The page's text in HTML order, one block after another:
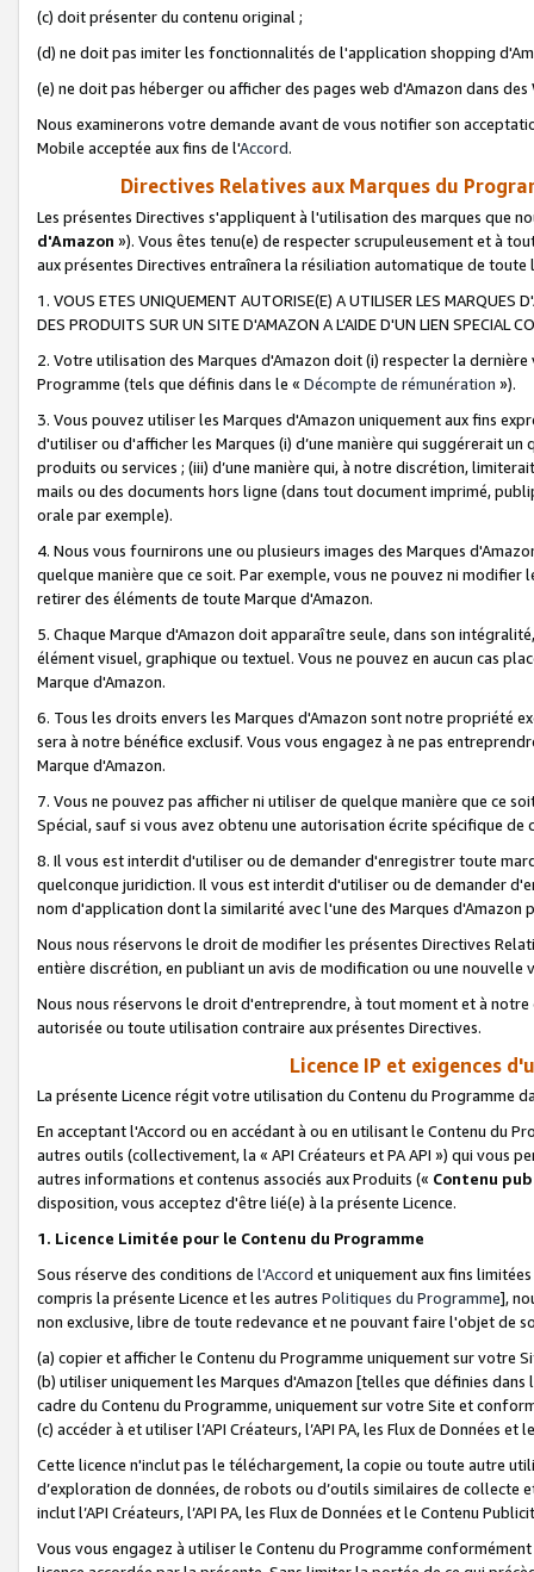
(c) doit présenter du contenu original ;
(d) ne doit pas imiter les fonctionnalités de l'application shopping
(e) ne doit pas héberger ou afficher des pages web d'Amazon dans
Nous examinerons votre demande avant de vous notifier son
Mobile acceptée aux fins de l'Accord.
Directives Relatives aux Marques du
Les présentes Directives s'appliquent à l'utilisation des marques que
d'Amazon »). Vous êtes tenu(e) de respecter scrupuleusement et à
aux présentes Directives entraînera la résiliation automatique de
1. VOUS ETES UNIQUEMENT AUTORISE(E) A UTILISER LES MARQUES
DES PRODUITS SUR UN SITE D'AMAZON A L'AIDE D'UN LIEN SPECIAL
2. Votre utilisation des Marques d'Amazon doit (i) respecter la
Programme (tels que définis dans le « Décompte de rémunération »).
3. Vous pouvez utiliser les Marques d'Amazon uniquement aux fins
d'utiliser ou d'afficher les Marques (i) d’une manière qui suggérerait
produits ou services ; (iii) d’une manière qui, à notre discrétion,
mails ou des documents hors ligne (dans tout document imprimé,
orale par exemple).
4. Nous vous fournirons une ou plusieurs images des Marques
quelque manière que ce soit. Par exemple, vous ne pouvez ni
retirer des éléments de toute Marque d'Amazon.
5. Chaque Marque d'Amazon doit apparaître seule, dans son
élément visuel, graphique ou textuel. Vous ne pouvez en aucun cas
Marque d'Amazon.
6. Tous les droits envers les Marques d'Amazon sont notre propriété
sera à notre bénéfice exclusif. Vous vous engagez à ne pas
Marque d'Amazon.
7. Vous ne pouvez pas afficher ni utiliser de quelque manière que ce
Spécial, sauf si vous avez obtenu une autorisation écrite spécifique de
8. Il vous est interdit d'utiliser ou de demander d'enregistrer toute
quelconque juridiction. Il vous est interdit d'utiliser ou de demander
nom d'application dont la similarité avec l'une des Marques
Nous nous réservons le droit de modifier les présentes Directives
entière discrétion, en publiant un avis de modification ou une nouvelle
Nous nous réservons le droit d'entreprendre, à tout moment et à
autorisée ou toute utilisation contraire aux présentes Directives.
Licence IP et exigences
La présente Licence régit votre utilisation du Contenu du Programme
En acceptant l'Accord ou en accédant à ou en utilisant le Contenu du
autres outils (collectivement, la « API Créateurs et PA API ») qui vous
autres informations et contenus associés aux Produits (« Contenu
disposition, vous acceptez d'être lié(e) à la présente Licence.
1. Licence Limitée pour le Contenu du Programme
Sous réserve des conditions de l'Accord et uniquement aux fins
compris la présente Licence et les autres Politiques du Programme],
non exclusive, libre de toute redevance et ne pouvant faire l'objet de
(a) copier et afficher le Contenu du Programme uniquement sur votre
(b) utiliser uniquement les Marques d'Amazon [telles que définies dans
cadre du Contenu du Programme, uniquement sur votre Site et
(c) accéder à et utiliser l’API Créateurs, l’API PA, les Flux de Données
Cette licence n'inclut pas le téléchargement, la copie ou toute autre
d’exploration de données, de robots ou d’outils similaires de
inclut l’API Créateurs, l’API PA, les Flux de Données et le Contenu
Vous vous engagez à utiliser le Contenu du Programme